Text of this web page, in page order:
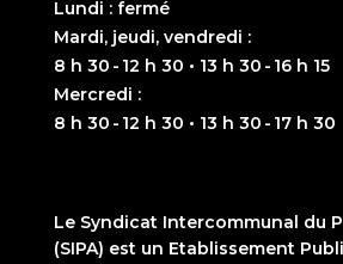
Lundi : fermé
Mardi, jeudi, vendredi :
8 h 30 - 12 h 30 • 13 h 30 - 16 h 15
Mercredi :
8 h 30 - 12 h 30 • 13 h 30 - 17 h 30
Le Syndicat Intercommunal du
(SIPA) est un Etablissement